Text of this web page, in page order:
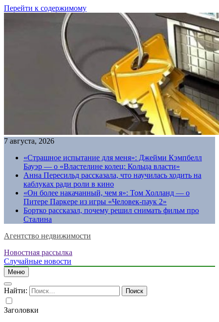
Перейти к содержимому
7 августа, 2026
«Страшное испытание для меня»: Джейми Кэмпбелл
Бауэр — о «Властелине колец: Кольца власти»
Анна Пересильд рассказала, что научилась ходить на
каблуках ради роли в кино
«Он более накачанный, чем я»: Том Холланд — о
Питере Паркере из игры «Человек-паук 2»
Бортко рассказал, почему решил снимать фильм про
Сталина
Агентство недвижимости
Новостная рассылка
Случайные новости
Меню
Найти:
Заголовки